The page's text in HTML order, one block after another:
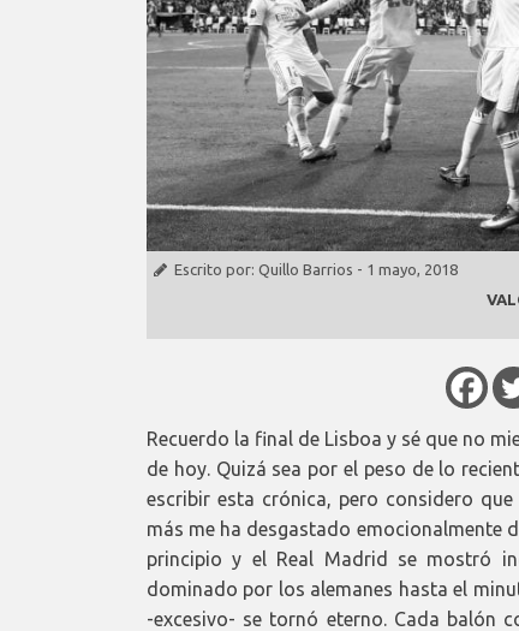
Escrito por: Quillo Barrios - 1 mayo, 2018
Recuerdo la final de Lisboa y sé que no
de hoy. Quizá sea por el peso de lo
escribir esta crónica, pero considero
más me ha desgastado emocionalmente
principio y el Real Madrid se mostró
dominado por los alemanes hasta el
-excesivo- se tornó eterno. Cada balón